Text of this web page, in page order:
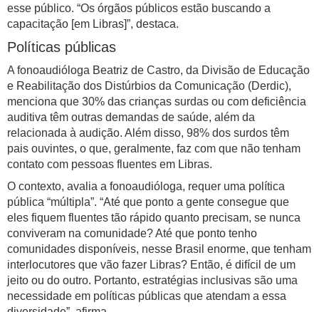
esse público. “Os órgãos públicos estão buscando a
capacitação [em Libras]”, destaca.
Políticas públicas
A fonoaudióloga Beatriz de Castro, da Divisão de Educação
e Reabilitação dos Distúrbios da Comunicação (Derdic),
menciona que 30% das crianças surdas ou com deficiência
auditiva têm outras demandas de saúde, além da
relacionada à audição. Além disso, 98% dos surdos têm
pais ouvintes, o que, geralmente, faz com que não tenham
contato com pessoas fluentes em Libras.
O contexto, avalia a fonoaudióloga, requer uma política
pública “múltipla”. “Até que ponto a gente consegue que
eles fiquem fluentes tão rápido quanto precisam, se nunca
conviveram na comunidade? Até que ponto tenho
comunidades disponíveis, nesse Brasil enorme, que tenham
interlocutores que vão fazer Libras? Então, é difícil de um
jeito ou do outro. Portanto, estratégias inclusivas são uma
necessidade em políticas públicas que atendam a essa